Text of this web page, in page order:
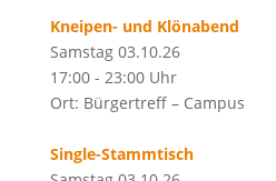
Kneipen- und Klönabend
Samstag 03.10.26
17:00 - 23:00 Uhr
Ort: Bürgertreff – Campus
Single-Stammtisch